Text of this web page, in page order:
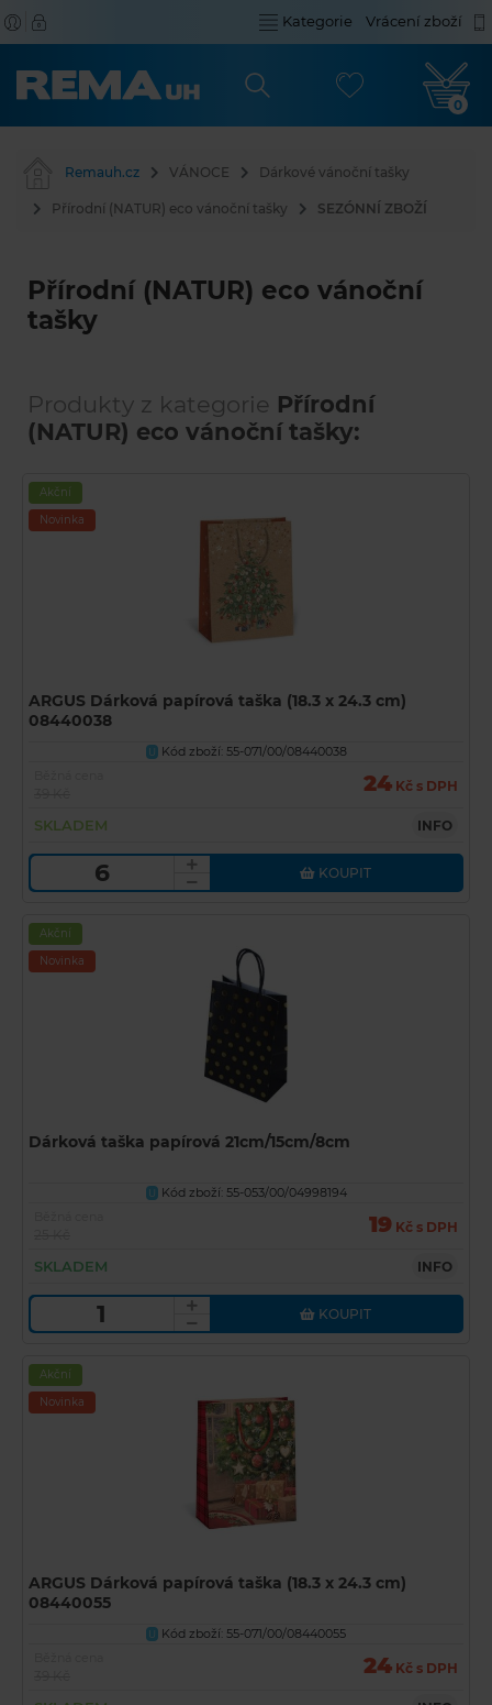
Kategorie Vrácení zboží
0
Remauh.cz VÁNOCE Dárkové vánoční tašky
Přírodní (NATUR) eco vánoční tašky SEZÓNNÍ ZBOŽÍ
Přírodní (NATUR) eco vánoční
tašky
Produkty z kategorie Přírodní
(NATUR) eco vánoční tašky:
Akční
Novinka
ARGUS Dárková papírová taška (18.3 x 24.3 cm)
08440038
U Kód zboží: 55-071/00/08440038
24 Kč s DPH
SKLADEM INFO
KOUPIT
Akční
Novinka
Dárková taška papírová 21cm/15cm/8cm
U Kód zboží: 55-053/00/04998194
19 Kč s DPH
SKLADEM INFO
KOUPIT
Akční
Novinka
ARGUS Dárková papírová taška (18.3 x 24.3 cm)
08440055
U
Kód zboží: 55-071/00/08440055
24 Kč s DPH